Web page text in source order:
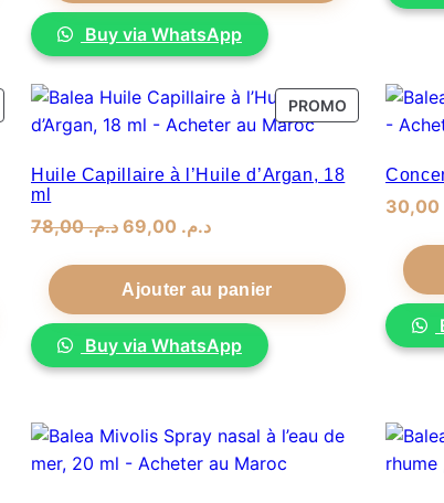
Buy via WhatsApp
PROMOPRODUIT
EN
Huile Capillaire à l’Huile d’Argan, 18
ml
د.م.
78,00
Le
était :
د.م. 78,00.
د.م.
Le
est :
Ajouter au panier
Buy via WhatsApp